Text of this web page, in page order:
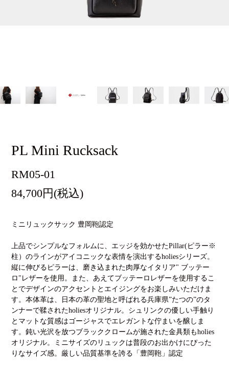
PL Mini Rucksack
RM05-01
84,700円(税込)
ミニリュックサック 豊岡鞄認定
上品でシンプルなフォルムに、エッジを効かせたPillar(ピラー※
柱）のラインがアイコニックな表情を演出するholiesシリーズ。
縦に伸びるピラーは、磨き込まれた肉厚なイタリア" ブッテー
ロ"レザーを使用。また、あえてブッテーロレザーを使用するこ
とでデザインのアクセントとエイジングをお楽しみいただけま
す。本体革は、日本の革の聖地と呼ばれる兵庫県”たつの”のタ
ンナーで鞣されたholiesオリジナル。シュリンクの優しい手触り
とマットな質感はゴージャスでエレガントな佇まいを醸しま
す。鈍い光沢を放つブラッククロームが施された金具類もholies
オリジナル。ミニサイズのリュックは普段のお出かけにぴった
りなサイズ感。厳しい品質基準を誇る「豊岡鞄」認定